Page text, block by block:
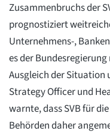
Zusammenbruchs der
prognostiziert
Unternehmens-,
es der
Ausgleich der Situation
Strategy Officer und
warnte, dass SVB für
Behörden daher